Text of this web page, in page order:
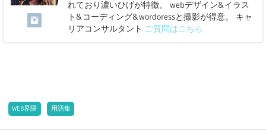
れており濃いひげが特徴。 webデザイン&イラス
ト&コーディング&wordoressと撮影が得意。 キャ
リアコンサルタント ご質問はこちら
WEB界隈 用語集